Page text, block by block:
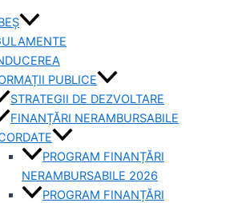
PUBLICE
STRATEGII DE DEZVOLTARE
FINANȚĂRI NERAMBURSABILE
PROGRAM FINANȚĂRI
NERAMBURSABILE 2026
PROGRAM FINANȚĂRI